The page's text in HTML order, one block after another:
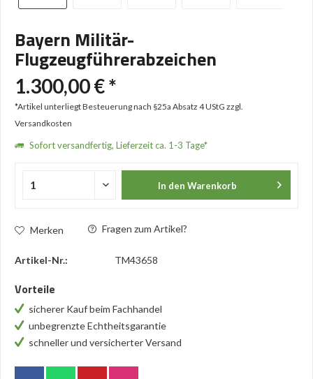
Bayern Militär-
Flugzeugführerabzeichen
1.300,00 € *
*Artikel unterliegt Besteuerung nach §25a Absatz 4 UStG zzgl.
Versandkosten
Sofort versandfertig, Lieferzeit ca. 1-3 Tage*
In den Warenkorb
Merken Fragen zum Artikel?
Artikel-Nr.: TM43658
Vorteile
sicherer Kauf beim Fachhandel
unbegrenzte Echtheitsgarantie
schneller und versicherter Versand